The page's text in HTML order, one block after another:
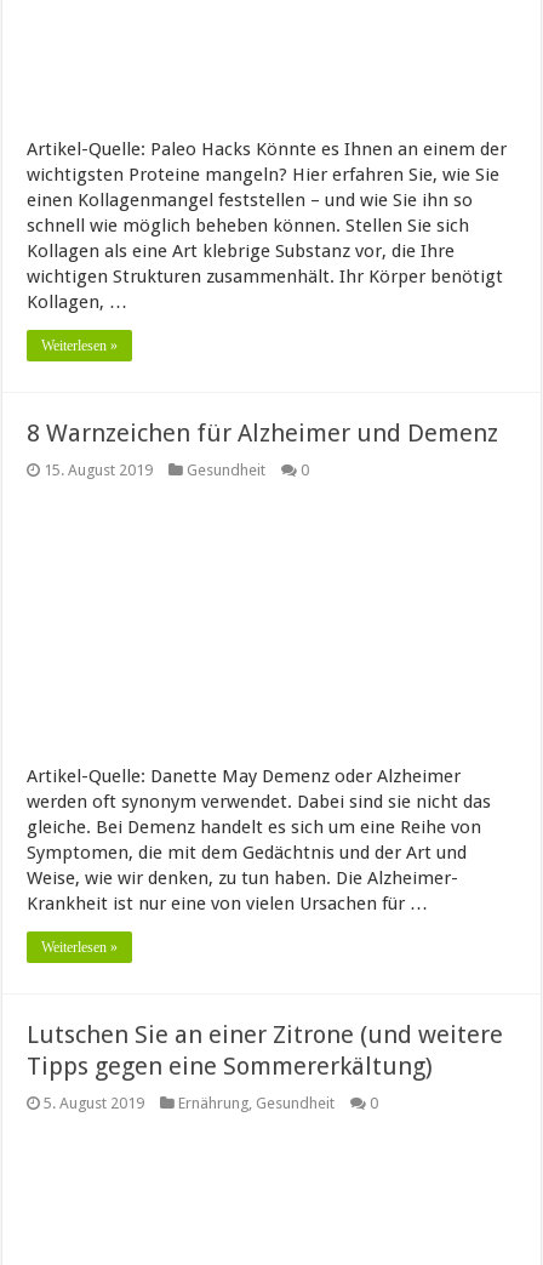
Artikel-Quelle: Paleo Hacks Könnte es Ihnen an einem der
wichtigsten Proteine mangeln? Hier erfahren Sie, wie Sie
einen Kollagenmangel feststellen – und wie Sie ihn so
schnell wie möglich beheben können. Stellen Sie sich
Kollagen als eine Art klebrige Substanz vor, die Ihre
wichtigen Strukturen zusammenhält. Ihr Körper benötigt
Kollagen, …
Weiterlesen »
8 Warnzeichen für Alzheimer und Demenz
15. August 2019 Gesundheit 0
Artikel-Quelle: Danette May Demenz oder Alzheimer
werden oft synonym verwendet. Dabei sind sie nicht das
gleiche. Bei Demenz handelt es sich um eine Reihe von
Symptomen, die mit dem Gedächtnis und der Art und
Weise, wie wir denken, zu tun haben. Die Alzheimer-
Krankheit ist nur eine von vielen Ursachen für …
Weiterlesen »
Lutschen Sie an einer Zitrone (und weitere
Tipps gegen eine Sommererkältung)
5. August 2019 Ernährung Gesundheit 0